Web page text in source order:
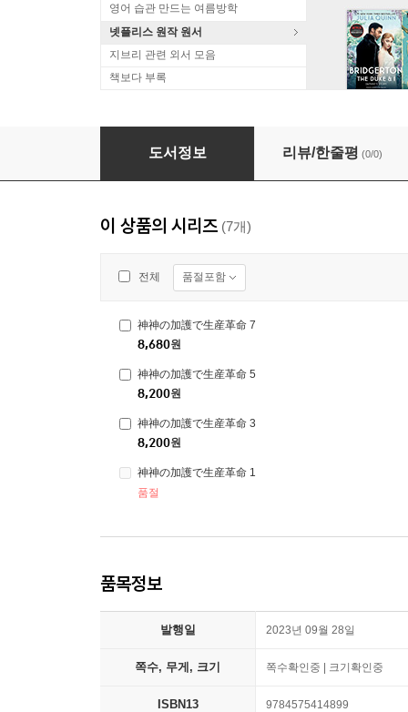
영어 습관 만드는 여름방학
넷플리스 원작 원서
지브리 관련 외서 모음
책보다 부록
神神の加護で生産革命 2
도서정보 리뷰/한줄평 (0/0)
이 상품의 시리즈 (7개)
전체 품절포함
神神の加護で生産革命 7
8,680원
神神の加護で生産革命 5
8,200원
神神の加護で生産革命 3
8,200원
神神の加護で生産革命 1
품절
품목정보
발행일 2023년 09월 28일
쪽수, 무게, 크기 쪽수확인중 | 크기확인중
ISBN13 9784575414899